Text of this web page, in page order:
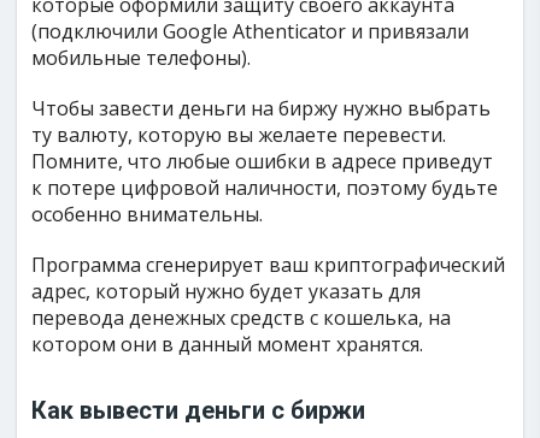
(подключили Google Athenticator и привязали
мобильные телефоны).
Чтобы завести деньги на биржу нужно выбрать
ту валюту, которую вы желаете перевести.
Помните, что любые ошибки в адресе приведут
к потере цифровой наличности, поэтому будьте
особенно внимательны.
Программа сгенерирует ваш криптографический
адрес, который нужно будет указать для
перевода денежных средств с кошелька, на
котором они в данный момент хранятся.
Как вывести деньги с биржи